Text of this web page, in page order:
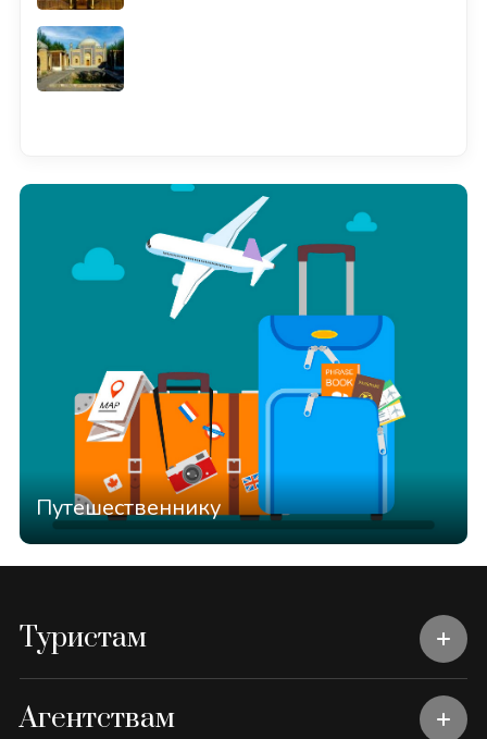
Путешественнику
Туристам
Агентствам